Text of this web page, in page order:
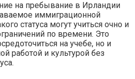
на пребывание в Ирландии
иммиграционной
статуса могут учиться очно и
по времени. Это
на учебе, но и
работой и культурой без